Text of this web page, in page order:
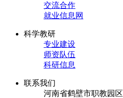
交流合作
就业信息网
科学教研
专业建设
师资队伍
科研信息
联系我们
河南省鹤壁市职教园区